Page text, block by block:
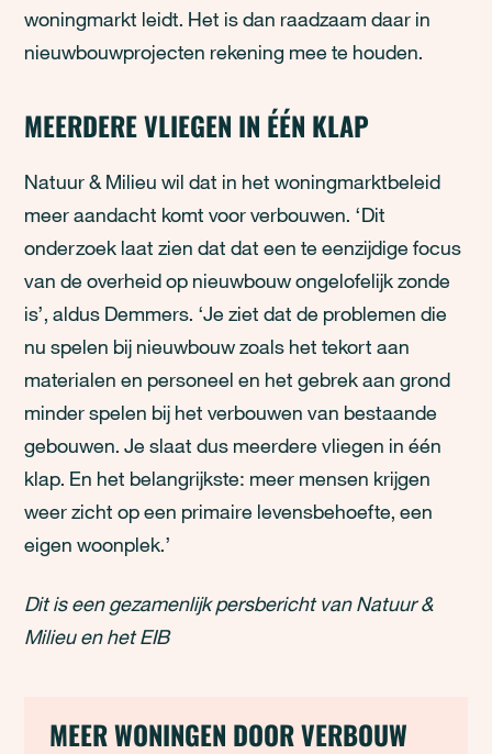
woningmarkt leidt. Het is dan raadzaam daar in
nieuwbouwprojecten rekening mee te houden.
MEERDERE VLIEGEN IN ÉÉN KLAP
Natuur & Milieu wil dat in het woningmarktbeleid
meer aandacht komt voor verbouwen. ‘Dit
onderzoek laat zien dat dat een te eenzijdige focus
van de overheid op nieuwbouw ongelofelijk zonde
is’, aldus Demmers. ‘Je ziet dat de problemen die
nu spelen bij nieuwbouw zoals het tekort aan
materialen en personeel en het gebrek aan grond
minder spelen bij het verbouwen van bestaande
gebouwen. Je slaat dus meerdere vliegen in één
klap. En het belangrijkste: meer mensen krijgen
weer zicht op een primaire levensbehoefte, een
eigen woonplek.’
Dit is een gezamenlijk persbericht van Natuur &
Milieu en het EIB
MEER WONINGEN DOOR VERBOUW